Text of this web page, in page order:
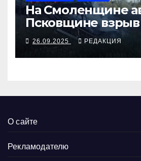
На Смоленщине
Псковщине взрыв
26.09.2025 РЕДАКЦИЯ
О сайте
Рекламодателю